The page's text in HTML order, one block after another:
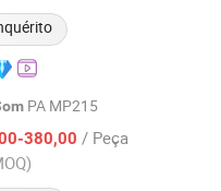
PA MP215
380,00 / Peça
2012